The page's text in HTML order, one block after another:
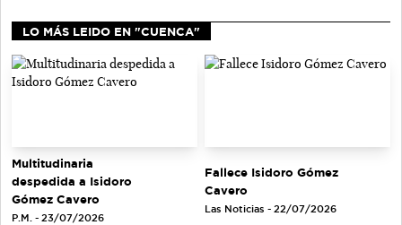
LO MÁS LEIDO EN "CUENCA"
Multitudinaria
despedida a Isidoro
Gómez Cavero
P.M. - 23/07/2026
Fallece Isidoro Gómez
Cavero
Las Noticias - 22/07/2026